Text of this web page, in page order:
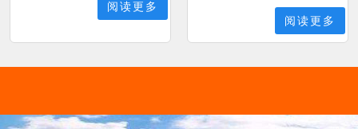
阅读更多
阅读更多